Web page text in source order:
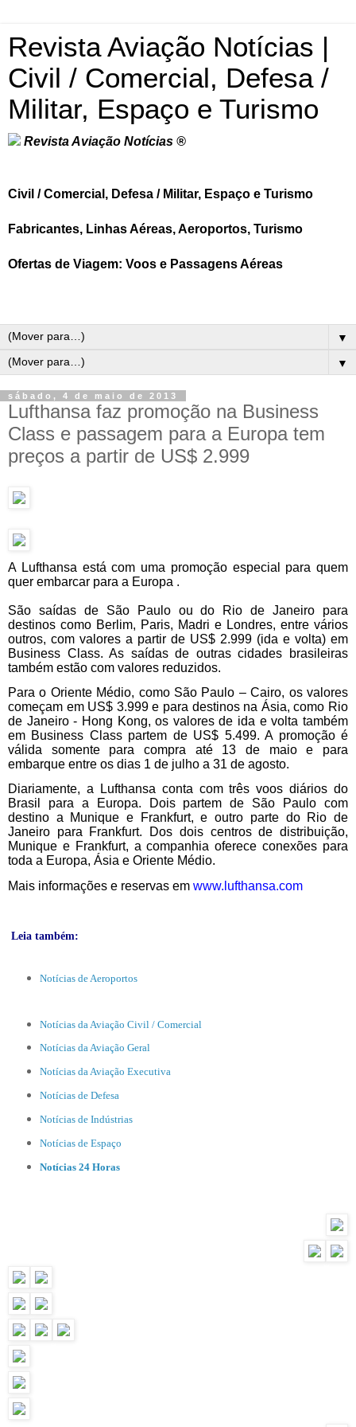
Revista Aviação Notícias |
Civil / Comercial, Defesa /
Militar, Espaço e Turismo
Revista Aviação Notícias ®
Civil / Comercial, Defesa / Militar, Espaço e Turismo
Fabricantes, Linhas Aéreas, Aeroportos, Turismo
Ofertas de Viagem: Voos e Passagens Aéreas
▼
▼
sábado, 4 de maio de 2013
Lufthansa faz promoção na Business
Class e passagem para a Europa tem
preços a partir de US$ 2.999
A Lufthansa está com uma promoção especial para quem
quer embarcar para a Europa .
São saídas de São Paulo ou do Rio de Janeiro para
destinos como Berlim, Paris, Madri e Londres, entre vários
outros, com valores a partir de US$ 2.999 (ida e volta) em
Business Class. As saídas de outras cidades brasileiras
também estão com valores reduzidos.
Para o Oriente Médio, como São Paulo – Cairo, os valores
começam em US$ 3.999 e para destinos na Ásia, como Rio
de Janeiro - Hong Kong, os valores de ida e volta também
em Business Class partem de US$ 5.499. A promoção é
válida somente para compra até 13 de maio e para
embarque entre os dias 1 de julho a 31 de agosto.
Diariamente, a Lufthansa conta com três voos diários do
Brasil para a Europa. Dois partem de São Paulo com
destino a Munique e Frankfurt, e outro parte do Rio de
Janeiro para Frankfurt. Dos dois centros de distribuição,
Munique e Frankfurt, a companhia oferece conexões para
toda a Europa, Ásia e Oriente Médio.
Mais informações e reservas em www.lufthansa.com
Leia também:
Notícias de Aeroportos
Notícias da Aviação Civil / Comercial
Notícias da Aviação Geral
Notícias da Aviação Executiva
Notícias de Defesa
Notícias de Indústrias
Notícias de Espaço
Notícias 24 Horas